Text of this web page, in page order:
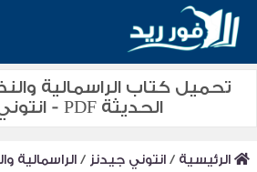
تحميل كتاب الراسمالية
الحديثة PDF - انتوني جيدنز
الرئيسية /انتوني جيدنز /الراسمالية